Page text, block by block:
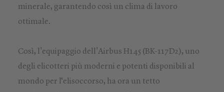
minerale, garantendo così un clima di lavoro
ottimale.
Così, l'equipaggio dell'Airbus H145 (BK-117D2), uno
degli elicotteri più moderni e potenti disponibili al
mondo per l‘elisoccorso, ha ora un tetto